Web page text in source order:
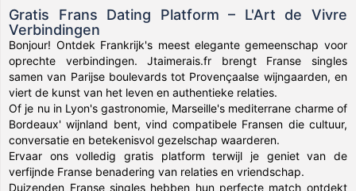
Gratis Frans Dating Platform – L'Art de Vivre
Verbindingen
Bonjour! Ontdek Frankrijk's meest elegante gemeenschap voor
oprechte verbindingen. Jtaimerais.fr brengt Franse singles
samen van Parijse boulevards tot Provençaalse wijngaarden, en
viert de kunst van het leven en authentieke relaties.
Of je nu in Lyon's gastronomie, Marseille's mediterrane charme of
Bordeaux' wijnland bent, vind compatibele Fransen die cultuur,
conversatie en betekenisvol gezelschap waarderen.
Ervaar ons volledig gratis platform terwijl je geniet van de
verfijnde Franse benadering van relaties en vriendschap.
Duizenden Franse singles hebben hun perfecte match ontdekt